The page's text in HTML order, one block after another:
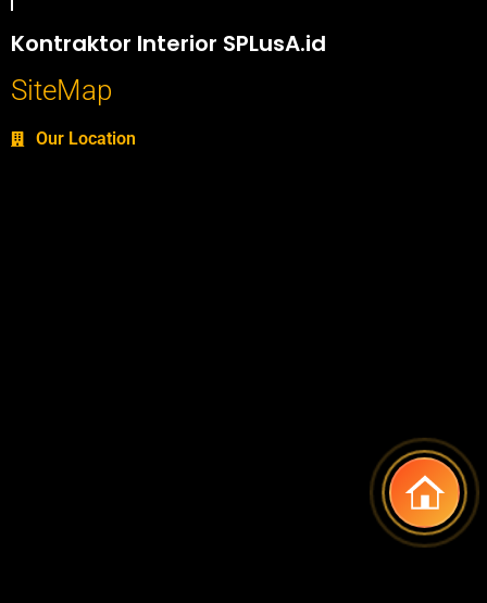
Kontraktor Interior SPLusA.id
SiteMap
Our Location